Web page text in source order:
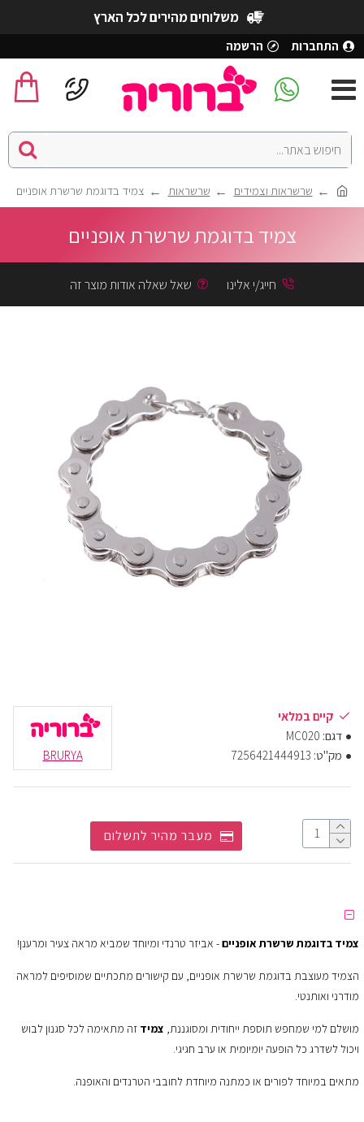
משלוחים מהירים לכל הארץ
התחברות הרשמה
שרשראות וצמידים שרשראות צמיד בדוגמת שרשרת אופניים
צמיד בדוגמת שרשרת אופניים
חייג/י אלינו שאל שאלה אודות מוצר זה
קיים במלאי
דגם: MC020
מק"ט: 7256421444913
BRURYA
מעבר מהיר לתשלום
צמיד בדוגמת שרשרת אופניים- אביזר טרנדי ומיוחד שמביא מראה צעיר ומרענן!
הצמיד מעוצבת בדוגמת שרשרת אופניים, עם קישורים מתכתיים שמוסיפים למראה
מודרני ואותנטי.
מושלם למי שמחפש תוספת ייחודית ומסוגננת, צמיד זה מתאימה לכל סגנון לבוש
ויכול לשדרג כל הופעה יומיומית או ערב חגיגי.
מתאים במיוחד לפורים או כמתנה מיוחדת לחובבי הטרנדים והאופנה.